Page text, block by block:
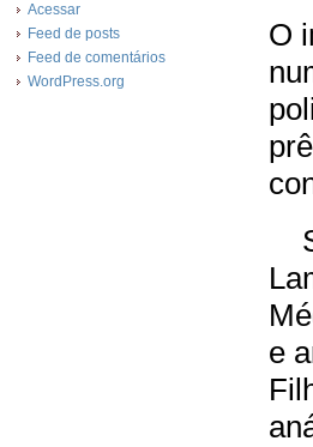
Acessar
Feed de posts
Feed de comentários
WordPress.org
O
e